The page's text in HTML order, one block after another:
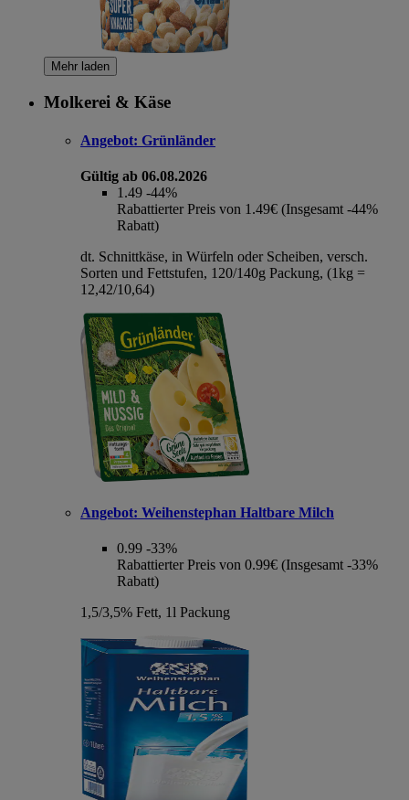
Mehr laden
Molkerei & Käse
Angebot: Grünländer
Gültig ab 06.08.2026
1.49 -44%
Rabattierter Preis von 1.49€ (Insgesamt -44%
Rabatt)
dt. Schnittkäse, in Würfeln oder Scheiben, versch.
Sorten und Fettstufen, 120/140g Packung, (1kg =
12,42/10,64)
Angebot: Weihenstephan Haltbare Milch
0.99 -33%
Rabattierter Preis von 0.99€ (Insgesamt -33%
Rabatt)
1,5/3,5% Fett, 1l Packung